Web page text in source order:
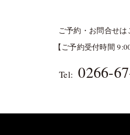
ご予約・お問合せは
【ご予約受付時間
Tel: 0266-